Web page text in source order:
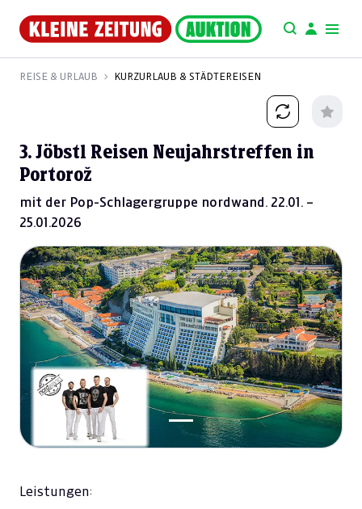
REISE & URLAUB KURZURLAUB & STÄDTEREISEN
3. Jöbstl Reisen Neujahrstreffen in
Portorož
mit der Pop-Schlagergruppe nordwand. 22.01. –
25.01.2026
Leistungen: